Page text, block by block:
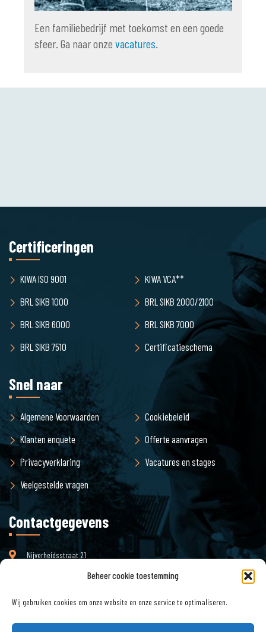
Beheer cookie toestemming
Wij gebruiken cookies om onze website en onze service te optimaliseren.
Een familiebedrijf met toekomst en een goede
sfeer. Ga naar onze vacatures.
Certificeringen
KIWA ISO 9001
KIWA VCA**
BRL SIKB 1000
BRL SIKB 2000/2100
BRL SIKB 6000
BRL SIKB 7000
BRL SIKB 7510
Certificatieschema
Snel naar
Algemene Voorwaarden
Cookiebeleid
Klanten enquete
Offerte aanvragen
Privacyverklaring
Vacatures en stages
Veelgestelde vragen
Contactgegevens
Nijverheidsstraat 21
info@pjmilieu.nl